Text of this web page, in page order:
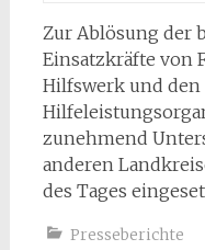
Zur Ablösung der
Einsatzkräfte von
Hilfswerk und den
zunehmend
anderen
des Tages
Presseberichte